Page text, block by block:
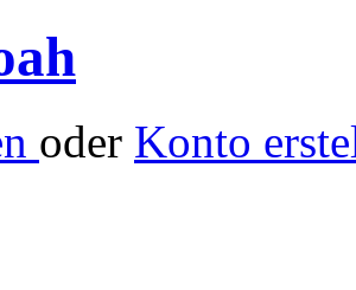
oder Konto